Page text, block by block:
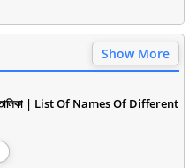
Show More
তালিকা | List Of Names Of Different